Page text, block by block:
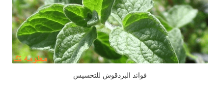
فوائد البردقوش للتخسيس